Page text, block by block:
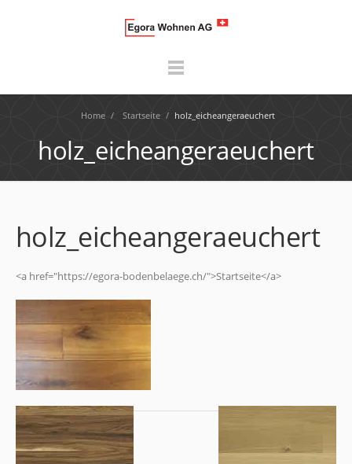
Home / Startseite / holz_eicheangeraeuchert
holz_eicheangeraeuchert
holz_eicheangeraeuchert
<a href="https://egora-bodenbelaege.ch/">Startseite</a>